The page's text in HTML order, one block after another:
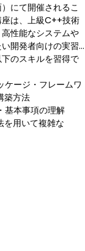
にて開催されるこ
は、上級C++技術
性能なシステムや
開発者向けの実習
のスキルを習得で
ージ・フレームワ
築方法
基本事項の理解
を用いて複雑な
C++コードの記述